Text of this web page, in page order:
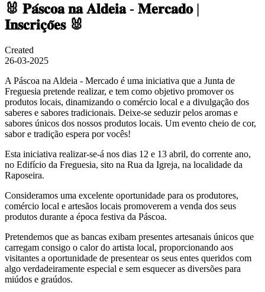
🐰 𝐏𝐚́𝐬𝐜𝐨𝐚 𝐧𝐚 𝐀𝐥𝐝𝐞𝐢𝐚 - 𝐌𝐞𝐫𝐜𝐚𝐝𝐨 |
𝐈𝐧𝐬𝐜𝐫𝐢𝐜̧𝐨̃𝐞𝐬 🐰
Created
26-03-2025
A Páscoa na Aldeia - Mercado é uma iniciativa que a Junta de
Freguesia pretende realizar, e tem como objetivo promover os
produtos locais, dinamizando o comércio local e a divulgação dos
saberes e sabores tradicionais. Deixe-se seduzir pelos aromas e
sabores únicos dos nossos produtos locais. Um evento cheio de cor,
sabor e tradição espera por vocês!
Esta iniciativa realizar-se-á nos dias 12 e 13 abril, do corrente ano,
no Edifício da Freguesia, sito na Rua da Igreja, na localidade da
Raposeira.
Consideramos uma excelente oportunidade para os produtores,
comércio local e artesãos locais promoverem a venda dos seus
produtos durante a época festiva da Páscoa.
Pretendemos que as bancas exibam presentes artesanais únicos que
carregam consigo o calor do artista local, proporcionando aos
visitantes a oportunidade de presentear os seus entes queridos com
algo verdadeiramente especial e sem esquecer as diversões para
miúdos e graúdos.